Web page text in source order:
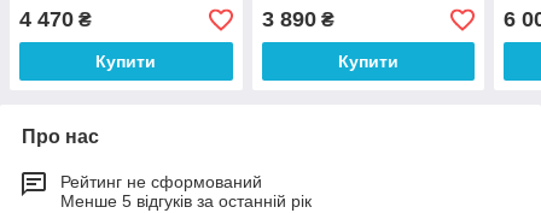
4 470 ₴
Купити
3 890₴
Купити
6
Про нас
Рейтинг не сформований
Менше 5 відгуків за останній рік